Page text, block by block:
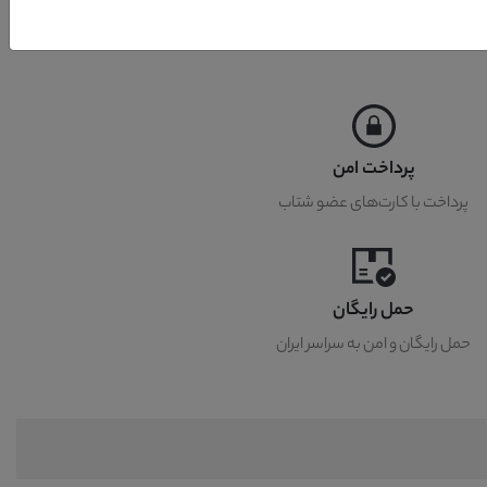
پرداخت امن
پرداخت با کارت‌های عضو شتاب
حمل رایگان
حمل رایگان و امن به سراسر ایران